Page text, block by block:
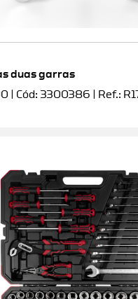
duas garras
| Cód: 3300386 | Ref.: